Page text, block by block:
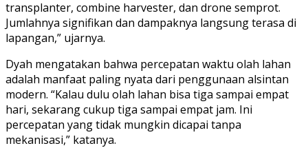
transplanter, combine harvester, dan drone semprot.
Jumlahnya signifikan dan dampaknya langsung terasa di
lapangan,” ujarnya.
Dyah mengatakan bahwa percepatan waktu olah lahan
adalah manfaat paling nyata dari penggunaan alsintan
modern. “Kalau dulu olah lahan bisa tiga sampai empat
hari, sekarang cukup tiga sampai empat jam. Ini
percepatan yang tidak mungkin dicapai tanpa
mekanisasi,” katanya.